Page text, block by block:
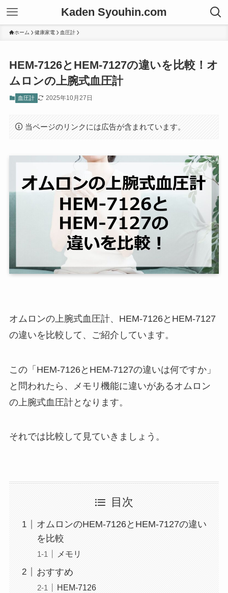
Kaden Syouhin.com
ホーム 健康家電 血圧計
HEM-7126とHEM-7127の違いを比較！オ
ムロンの上腕式血圧計
血圧計 2025年10月27日
当ページのリンクには広告が含まれています。
オムロンの上腕式血圧計、HEM-7126とHEM-7127
の違いを比較して、ご紹介しています。
この「HEM-7126とHEM-7127の違いは何ですか」
と問われたら、メモリ機能に違いがあるオムロン
の上腕式血圧計となります。
それでは比較して見ていきましょう。
目次
オムロンのHEM-7126とHEM-7127の違い
を比較
メモリ
おすすめ
HEM-7126